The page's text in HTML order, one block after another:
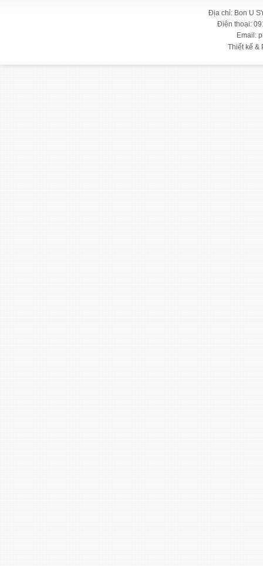
Địa chỉ: Bon U
Điện thoại:
Email:
Thiết kế &